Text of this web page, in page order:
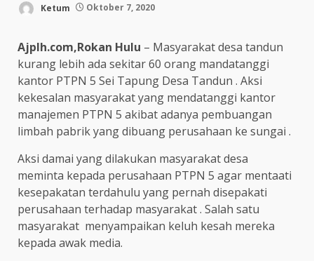
Ketum Oktober 7, 2020
Ajplh.com,Rokan Hulu – Masyarakat desa tandun
kurang lebih ada sekitar 60 orang mandatanggi
kantor PTPN 5 Sei Tapung Desa Tandun . Aksi
kekesalan masyarakat yang mendatanggi kantor
manajemen PTPN 5 akibat adanya pembuangan
limbah pabrik yang dibuang perusahaan ke sungai .
Aksi damai yang dilakukan masyarakat desa
meminta kepada perusahaan PTPN 5 agar mentaati
kesepakatan terdahulu yang pernah disepakati
perusahaan terhadap masyarakat . Salah satu
masyarakat menyampaikan keluh kesah mereka
kepada awak media.